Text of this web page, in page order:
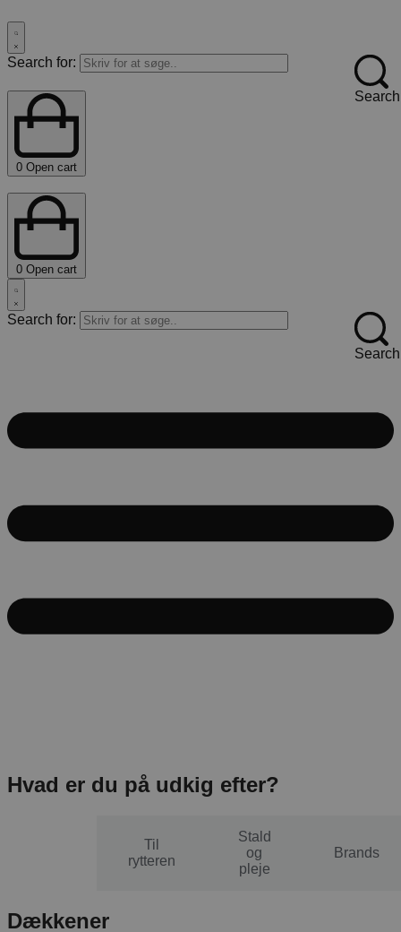
Search for:
Search
0 Open cart
0 Open cart
Search for:
Search
Hvad er du på udkig efter?
Til
rytteren
Stald
og
pleje
Brands
Dækkener